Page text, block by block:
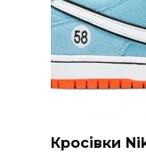
Кросівки